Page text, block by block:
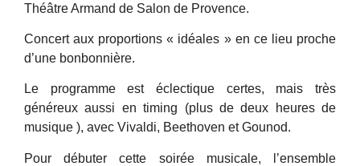
Théâtre Armand de Salon de Provence.
Concert aux proportions « idéales » en ce lieu proche
d’une bonbonnière.
Le programme est éclectique certes, mais très
généreux aussi en timing (plus de deux heures de
musique ), avec Vivaldi, Beethoven et Gounod.
Pour débuter cette soirée musicale, l’ensemble